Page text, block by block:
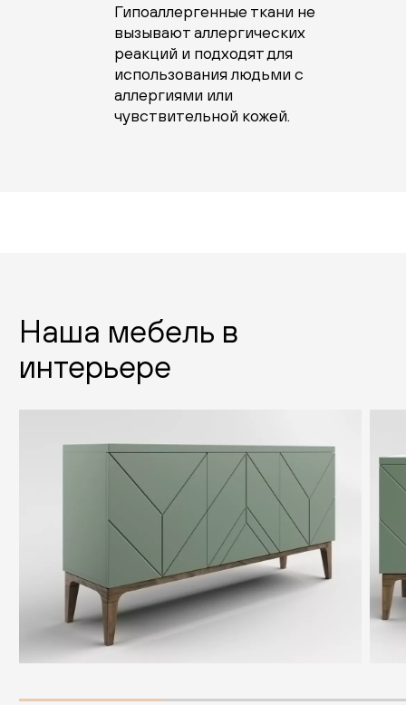
Гипоаллергенные ткани не
вызывают аллергических
реакций и подходят для
использования людьми с
аллергиями или
чувствительной кожей.
Наша мебель в
интерьере